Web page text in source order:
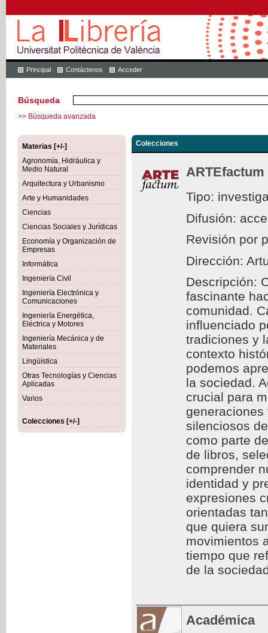
Principal Contáctenos Acceder
Búsqueda
>> Búsqueda avanzada
Materias [+/-]
Agronomía, Hidráulica y
Medio Natural
Arquitectura y Urbanismo
Arte y Humanidades
Ciencias
Ciencias Sociales y Jurídicas
Economía y Organización de
Empresas
Informática
Ingeniería Civil
Ingeniería Electrónica y
Comunicaciones
Ingeniería Energética,
Eléctrica y Motores
Ingeniería Mecánica y de
Materiales
Lingüística
Otras Tecnologías y Ciencias
Aplicadas
Varios
Colecciones [+/-]
Colecciones
ARTEfactum
Tipo:
Difusión:
Revisión por
Dirección:
Descripción:
fascinante
comunidad.
influenciado
tradiciones y
contexto
podemos
la sociedad.
crucial para
silenciosos
como parte
de libros,
comprender
identidad y
expresiones
orientadas
que quiera
movimientos
tiempo que
de la
Académica